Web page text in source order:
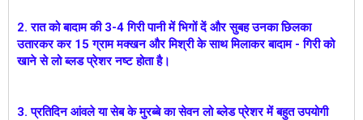
2. रात को बादाम की 3-4 गिरी पानी में भिगों दें और सुबह उनका छिलका
उतारकर कर 15 ग्राम मक्खन और मिश्री के साथ मिलाकर बादाम - गिरी को
खाने से लो ब्लड प्रेशर नष्ट होता है।
3. प्रतिदिन आंवले या सेब के मुरब्बे का सेवन लो ब्लेड प्रेशर में बहुत उपयोगी